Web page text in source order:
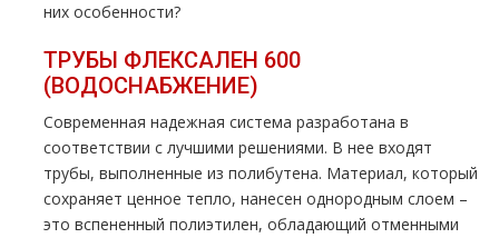
них особенности?
ТРУБЫ ФЛЕКСАЛЕН 600
(ВОДОСНАБЖЕНИЕ)
Современная надежная система разработана в
соответствии с лучшими решениями. В нее входят
трубы, выполненные из полибутена. Материал, который
сохраняет ценное тепло, нанесен однородным слоем –
это вспененный полиэтилен, обладающий отменными